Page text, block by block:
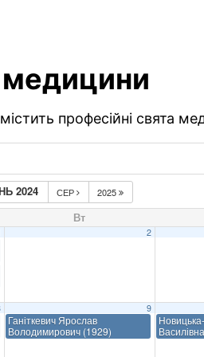
професійні свята
2024 СЕР 2025
Вт
2
9
Ганіткевич Ярослав
Володимирович (1929)